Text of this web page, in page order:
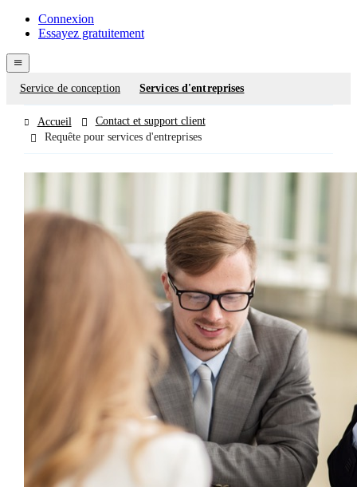
Menutech
navigation
Connexion
Essayez gratuitement
menu
Contact
forms
Service de conception Services d'entreprises
Accueil
Contact et support client
Requête pour services d'entreprises